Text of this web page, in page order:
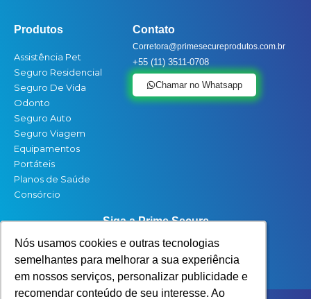
Nós usamos cookies e outras tecnologias
semelhantes para melhorar a sua experiência
em nossos serviços, personalizar publicidade e
recomendar conteúdo de seu interesse. Ao
Nós usamos cookies e outras tecnologias
semelhantes para melhorar a sua experiência
em nossos serviços, personalizar publicidade e
recomendar conteúdo de seu interesse. Ao
Nós usamos cookies e outras tecnologias
semelhantes para melhorar a sua experiência
em nossos serviços, personalizar publicidade e
recomendar conteúdo de seu interesse. Ao
Nós usamos cookies e outras tecnologias
semelhantes para melhorar a sua experiência
em nossos serviços, personalizar publicidade e
recomendar conteúdo de seu interesse. Ao
Produtos
Assistência Pet
Seguro Residencial
Seguro De Vida
Odonto
Seguro Auto
Seguro Viagem
Equipamentos
Portáteis
Planos de Saúde
Consórcio
Contato
Corretora@primesecureprodutos.com.br
+55 (11) 3511-0708
Chamar no Whatsapp
Siga a Prime Secure
F
a
c
L
i
n
I
n
s